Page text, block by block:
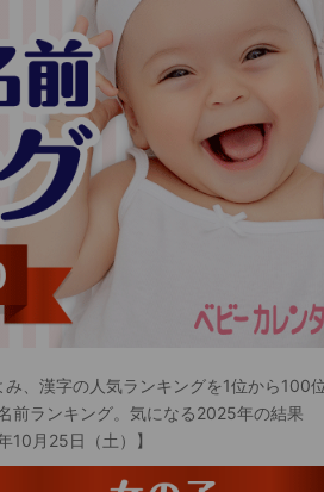
、漢字の人気ランキングを1位から100
前ランキング。気になる2025年の結果
月25日（土）】